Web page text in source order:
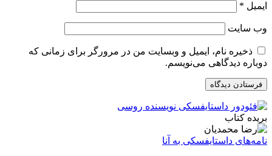
ایمیل *
وب‌ سایت
ذخیره نام، ایمیل و وبسایت من در مرورگر برای زمانی که
دوباره دیدگاهی می‌نویسم.
بریده کتاب
نامه‌های داستایفسکی به آنا